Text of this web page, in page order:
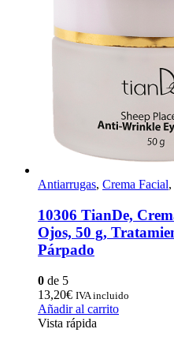
Antiarrugas, Crema Facial,
10306 TianDe,
Ojos, 50 g,
Párpado
0 de 5
13,20€ IVA incluido
Añadir al carrito
Vista rápida